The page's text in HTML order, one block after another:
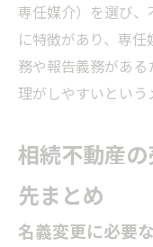
専任媒介）を選び
に特徴があり、専
務や報告義務があ
理がしやすいという
相続不動産
先まとめ
名義変更に必要